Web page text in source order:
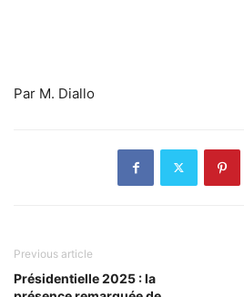
Par M. Diallo
Previous article
Présidentielle 2025 : la